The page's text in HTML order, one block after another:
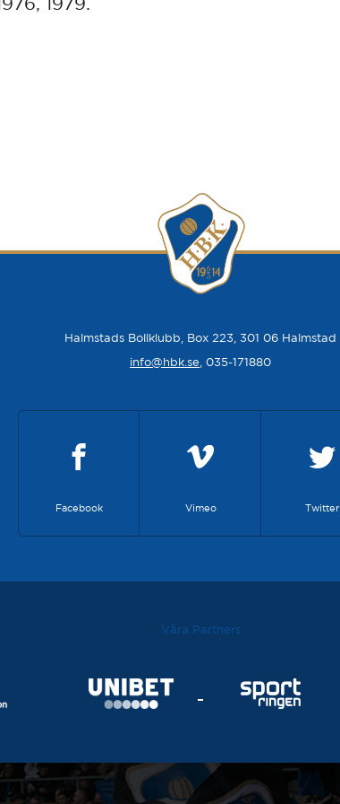
Halmstads Bollklubb, Box 223, 301 06 Halmstad
info@hbk.se , 035-171880
Facebook Vimeo Twitter
Våra Partners